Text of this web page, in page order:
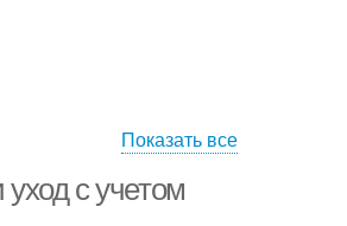
Показать все
с учетом